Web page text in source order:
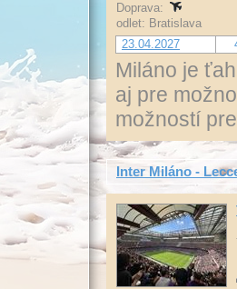
Doprava:
odlet: Bratislava
23.04.2027
Miláno je
aj pre
možností
Inter Miláno -